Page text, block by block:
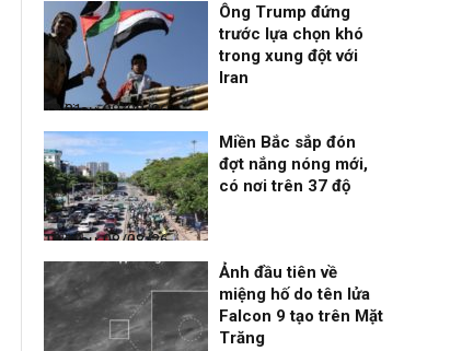
Thời sự
08/08/26, 18:21
Ông Trump đứng
trước lựa chọn khó
trong xung đột với
Iran
Thời sự
08/08/26, 18:19
Miền Bắc sắp đón
đợt nắng nóng mới,
có nơi trên 37 độ
Ảnh đầu tiên về
miệng hố do tên lửa
Falcon 9 tạo trên Mặt
Trăng